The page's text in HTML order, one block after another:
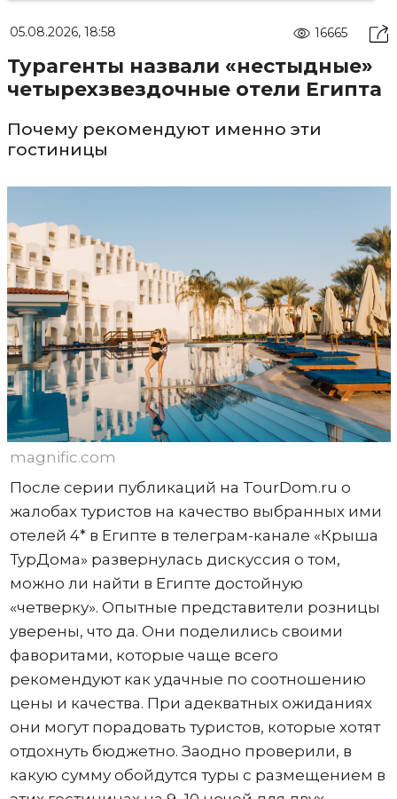
05.08.2026, 18:58 16665
Турагенты назвали «нестыдные»
четырехзвездочные отели Египта
Почему рекомендуют именно эти
гостиницы
magnific.com
После серии публикаций на TourDom.ru о
жалобах туристов на качество выбранных ими
отелей 4* в Египте в телеграм-канале «Крыша
ТурДома» развернулась дискуссия о том,
можно ли найти в Египте достойную
«четверку». Опытные представители розницы
уверены, что да. Они поделились своими
фаворитами, которые чаще всего
рекомендуют как удачные по соотношению
цены и качества. При адекватных ожиданиях
они могут порадовать туристов, которые хотят
отдохнуть бюджетно. Заодно проверили, в
какую сумму обойдутся туры с размещением в